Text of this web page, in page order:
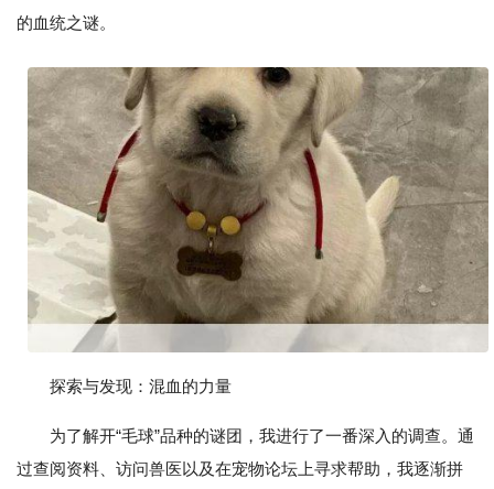
的血统之谜。
探索与发现：混血的力量
为了解开“毛球”品种的谜团，我进行了一番深入的调查。通
过查阅资料、访问兽医以及在宠物论坛上寻求帮助，我逐渐拼